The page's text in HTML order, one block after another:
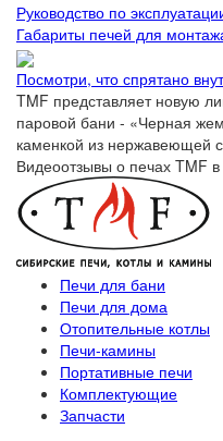
Руководство по
Габариты печей для
Посмотри, что спрятано
TMF представляет новую
паровой бани - «Черная
каменкой из нержавеющей
Видеоотзывы о печах TMF
Печи для бани
Печи для дома
Отопительные котлы
Печи-камины
Портативные печи
Комплектующие
Запчасти